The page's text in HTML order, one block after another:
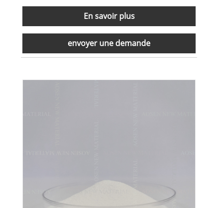
En savoir plus
envoyer une demande